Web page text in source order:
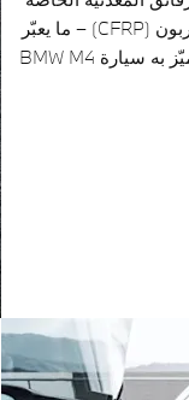
بسيارة CSL، وهو مصنوع من البلاستيك المقوى بألياف الكربون (CFRP) – ما يعبّر
عن التصميم الرياضي الخفيف الوزن والدفع القوي الذي تتميّز به سيارة BMW M4